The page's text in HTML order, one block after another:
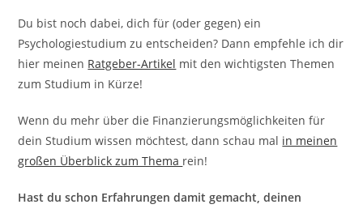
Du bist noch dabei, dich für (oder gegen) ein
Psychologiestudium zu entscheiden? Dann empfehle ich dir
hier meinen Ratgeber-Artikel mit den wichtigsten Themen
zum Studium in Kürze!
Wenn du mehr über die Finanzierungsmöglichkeiten für
dein Studium wissen möchtest, dann schau mal in meinen
großen Überblick zum Thema rein!
Hast du schon Erfahrungen damit gemacht, deinen